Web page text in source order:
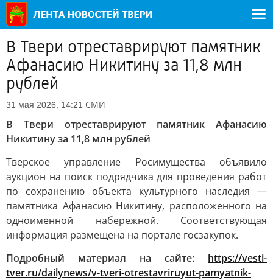
В Твери отреставрируют памятник
Афанасию Никитину за 11,8 млн
рублей
31 мая 2026, 14:21 СМИ
В Твери отреставрируют памятник Афанасию
Никитину за 11,8 млн рублей
Тверское управление Росимущества объявило
аукцион на поиск подрядчика для проведения работ
по сохранению объекта культурного наследия —
памятника Афанасию Никитину, расположенного на
одноименной набережной. Соответствующая
информация размещена на портале госзакупок.
Подробный материал на сайте: https://vesti-
tver.ru/dailynews/v-tveri-otrestavriruyut-pamyatnik-